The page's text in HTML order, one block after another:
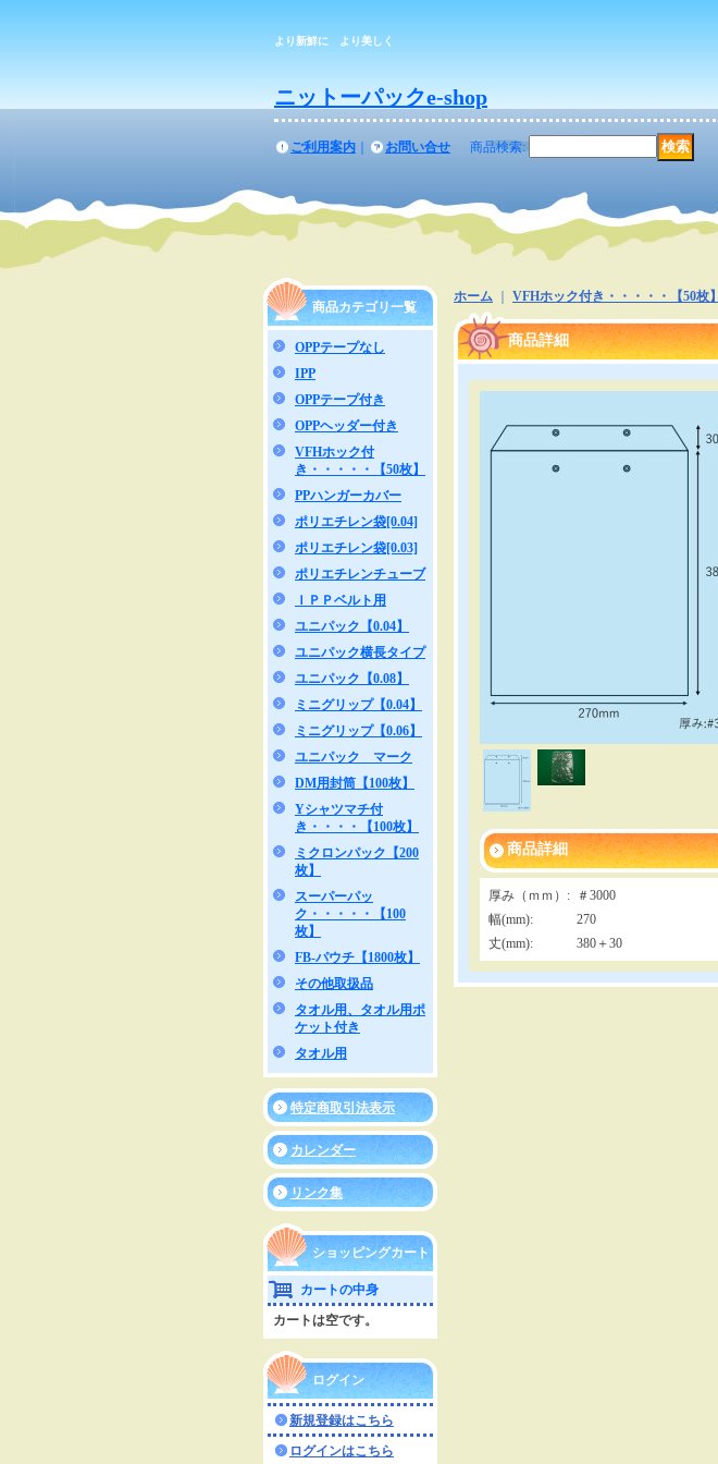
より新鮮に より美しく
ニットーパックe-shop
ご利用案内 お問い合せ 商品検索:
商品カテゴリ一覧
OPPテープなし
IPP
OPPテープ付き
OPPヘッダー付き
VFHホック付
き・・・・・【50枚】
PPハンガーカバー
ポリエチレン袋[0.04]
ポリエチレン袋[0.03]
ポリエチレンチューブ
ＩＰＰベルト用
ユニパック【0.04】
ユニパック横長タイプ
ユニパック【0.08】
ミニグリップ【0.04】
ミニグリップ【0.06】
ユニパック マーク
DM用封筒【100枚】
Yシャツマチ付
き・・・・【100枚】
ミクロンパック【200
枚】
スーパーパッ
ク・・・・・【100
枚】
FB-パウチ【1800枚】
その他取扱品
タオル用、タオル用ポ
ケット付き
タオル用
特定商取引法表示
カレンダー
リンク集
ショッピングカート
カートの中身
カートは空です。
ログイン
新規登録はこちら
ログインはこちら
ホーム VFHホック付き・・・・・【50枚】
商品詳細
商品詳細
厚み（ｍｍ） :
＃3000
幅(mm):
270
丈(mm): 380＋30